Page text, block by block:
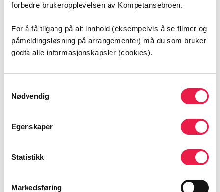
forbedre brukeropplevelsen av Kompetansebroen.
For å få tilgang på alt innhold (eksempelvis å se filmer og
påmeldingsløsning på arrangementer) må du som bruker
godta alle informasjonskapsler (cookies).
Nødvendig
Egenskaper
Statistikk
Markedsføring